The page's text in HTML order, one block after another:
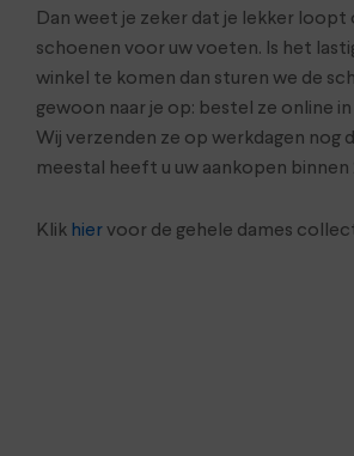
Dan weet je zeker dat je lekker loopt
schoenen voor uw voeten. Is het
winkel te komen dan sturen we de
gewoon naar je op: bestel ze online
Wij verzenden ze op werkdagen nog
meestal heeft u uw aankopen binnen
Klik hiervoor de gehele dames